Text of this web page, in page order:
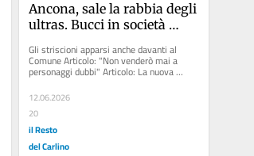
Ancona, sale la rabbia degli
ultras. Bucci in società
Gli striscioni apparsi anche davanti al
Comune Articolo: "Non venderò mai a
personaggi dubbi" Articolo: La nuova
Ancona si muove a fari...
12.06.2026
20
il Resto
del Carlino